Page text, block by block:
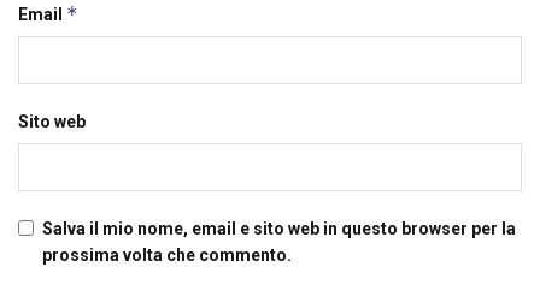
Email *
Sito web
Salva il mio nome, email e sito web in questo browser per la
prossima volta che commento.